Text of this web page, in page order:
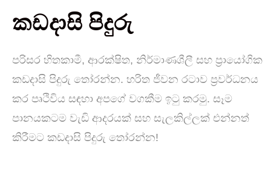
කඩදාසි පිදුරු
පරිසර හිතකාමී, ආරක්ෂිත, නිර්මාණශීලී සහ ප්‍රායෝගික
කඩදාසි පිදුරු තෝරන්න. හරිත ජීවන රටාව ප්‍රවර්ධනය
කර පෘථිවිය සඳහා අපගේ වගකීම ඉටු කරමු. සෑම
පානයකටම වැඩි ආදරයක් සහ සැලකිල්ලක් එන්නත්
කිරීමට කඩදාසි පිදුරු තෝරන්න!